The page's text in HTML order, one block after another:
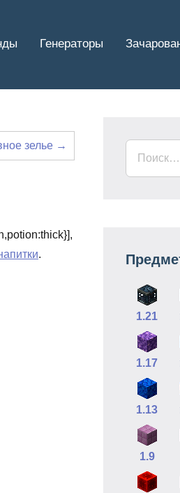
Генераторы
зелье →
.
1.21
1.17
1.13
1.9